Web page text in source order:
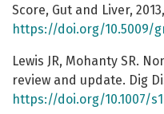
Score, Gut and Liver,
https://doi.org/10.5009/
Lewis JR, Mohanty SR.
review and update. Dig
https://doi.org/10.1007/